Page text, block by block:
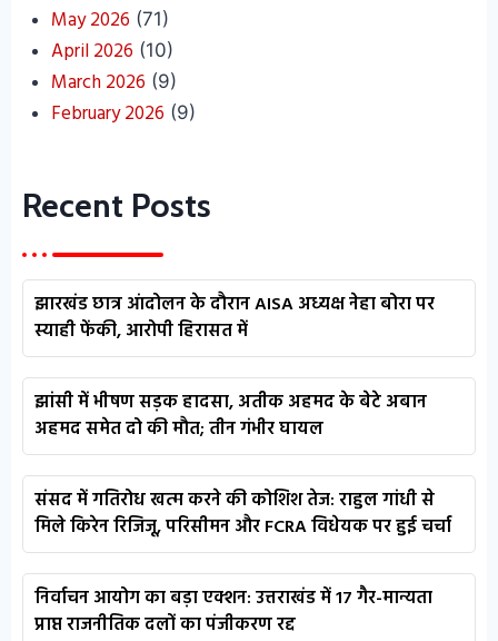
May 2026 (71)
April 2026 (10)
March 2026 (9)
February 2026 (9)
Recent Posts
झारखंड छात्र आंदोलन के दौरान AISA अध्यक्ष नेहा बोरा पर
स्याही फेंकी, आरोपी हिरासत में
झांसी में भीषण सड़क हादसा, अतीक अहमद के बेटे अबान
अहमद समेत दो की मौत; तीन गंभीर घायल
संसद में गतिरोध खत्म करने की कोशिश तेज: राहुल गांधी से
मिले किरेन रिजिजू, परिसीमन और FCRA विधेयक पर हुई चर्चा
निर्वाचन आयोग का बड़ा एक्शन: उत्तराखंड में 17 गैर-मान्यता
प्राप्त राजनीतिक दलों का पंजीकरण रद्द